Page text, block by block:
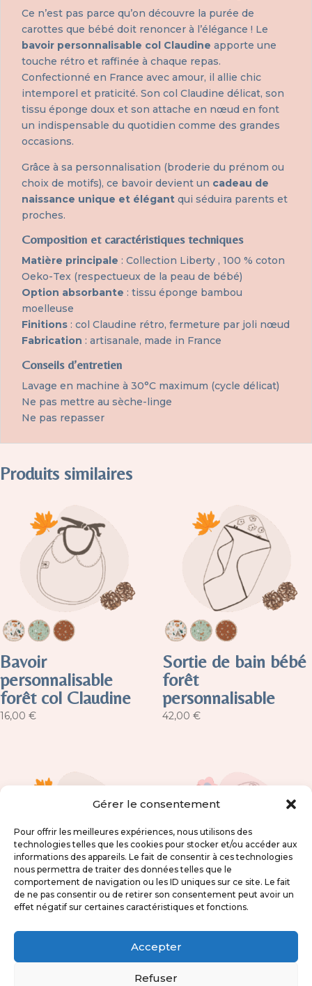
Gérer le consentement
Pour offrir les meilleures expériences, nous utilisons des
technologies telles que les cookies pour stocker et/ou accéder aux
informations des appareils. Le fait de consentir à ces technologies
nous permettra de traiter des données telles que le
comportement de navigation ou les ID uniques sur ce site. Le fait
de ne pas consentir ou de retirer son consentement peut avoir un
effet négatif sur certaines caractéristiques et fonctions.
Accepter
Refuser
Ce n’est pas parce qu’on découvre la purée de
carottes que bébé doit renoncer à l’élégance ! Le
bavoir personnalisable col Claudine apporte une
touche rétro et raffinée à chaque repas.
Confectionné en France avec amour, il allie chic
intemporel et praticité. Son col Claudine délicat, son
tissu éponge doux et son attache en nœud en font
un indispensable du quotidien comme des grandes
occasions.
Grâce à sa personnalisation (broderie du prénom ou
choix de motifs), ce bavoir devient un cadeau de
naissance unique et élégant qui séduira parents et
proches.
Composition et caractéristiques techniques
Matière principale : Collection Liberty , 100 % coton
Oeko-Tex (respectueux de la peau de bébé)
Option absorbante : tissu éponge bambou
moelleuse
Finitions : col Claudine rétro, fermeture par joli nœud
Fabrication : artisanale, made in France
Conseils d’entretien
Lavage en machine à 30°C maximum (cycle délicat)
Ne pas mettre au sèche-linge
Ne pas repasser
Produits similaires
Bavoir
personnalisable
forêt col Claudine
16,00 €
Sortie de bain bébé
forêt
personnalisable
42,00 €
Panier et lingettes
personnalisable
Sortie de bain bébé
Liberty
personnalisable
42,00